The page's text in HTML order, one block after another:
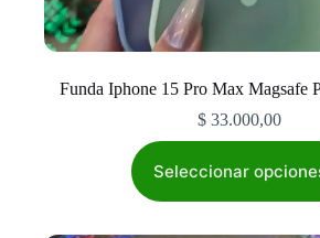
Funda Iphone 15 Pro Max Magsafe
$ 33.000,00
Seleccionarproducto